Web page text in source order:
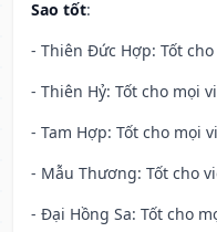
Sao tốt:
- Thiên Đức Hợp: Tốt
- Thiên Hỷ: Tốt cho mọi
- Tam Hợp: Tốt cho mọi
- Mẫu Thương: Tốt cho
- Đại Hồng Sa: Tốt cho